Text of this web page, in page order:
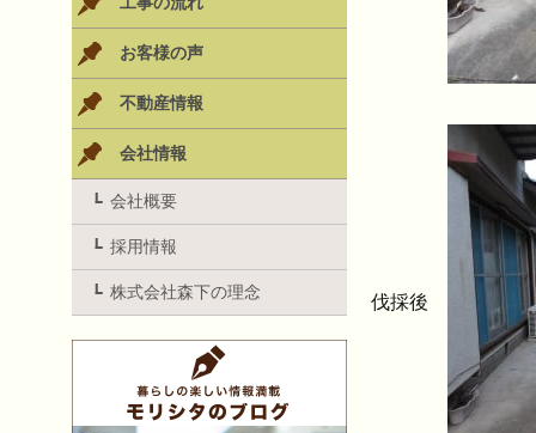
伐採後
お客様の声
不動産情報
会社情報
会社概要
採用情報
株式会社森下の理念